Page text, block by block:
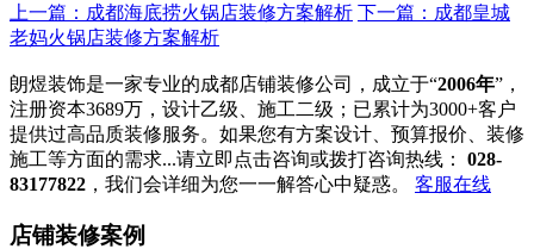
上一篇：成都海底捞火锅店装修方案解析 下一篇：成都皇城
老妈火锅店装修方案解析
朗煜装饰是一家专业的成都店铺装修公司，成立于“2006年”，
注册资本3689万，设计乙级、施工二级；已累计为3000+客户
提供过高品质装修服务。如果您有方案设计、预算报价、装修
施工等方面的需求...请立即点击咨询或拨打咨询热线：
028-
83177822 ，我们会详细为您一一解答心中疑惑。 客服在线
店铺装修案例